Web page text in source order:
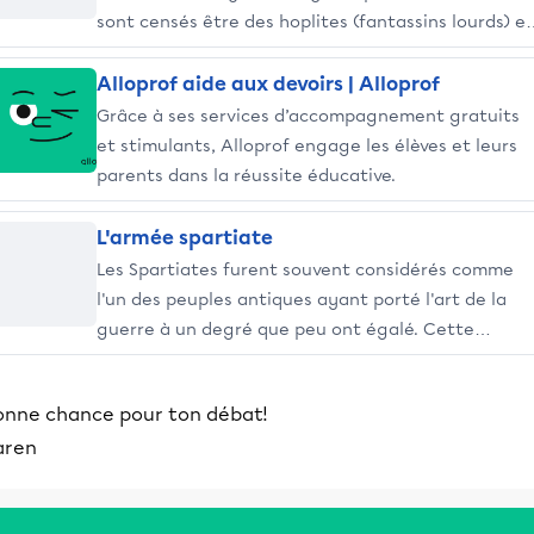
sont censés être des hoplites (fantassins lourds)
en conséquence, subissent depuis leur enfance
éducation qui doit les préparer au combat. Elle est
également le vecteur de la puissance spartiate
dans le Péloponnèse et plus largement, dans toute
la Grèce.
Alloprof aide aux devoirs | Alloprof
Grâce à ses services d’accompagnement gratuits
et stimulants, Alloprof engage les élèves et leurs
parents dans la réussite éducative.
L'armée spartiate
Les Spartiates furent souvent considérés comme
l'un des peuples antiques ayant porté l'art de la
guerre à un degré que peu ont égalé. Cette
réputation n'est pas surfaite, car c'est l'une des
armée de citoyens-soldats professionnels.
chance pour ton débat!